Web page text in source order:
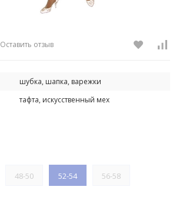
Оставить отзыв
шубка, шапка, варежки
тафта, искусственный мех
48-50 52-54 56-58